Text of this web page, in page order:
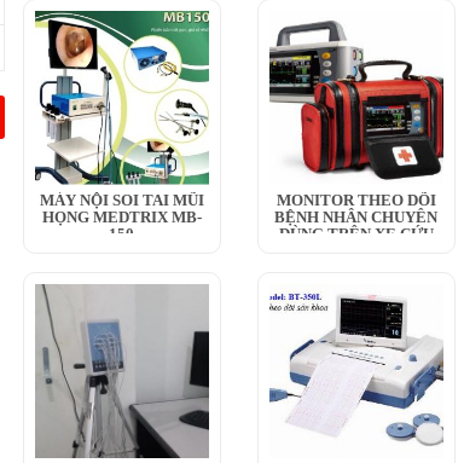
MÁY NỘI SOI TAI MŨI
HỌNG MEDTRIX MB-
150
MONITOR THEO DÕI
BỆNH NHÂN CHUYÊN
DÙNG TRÊN XE CỨU